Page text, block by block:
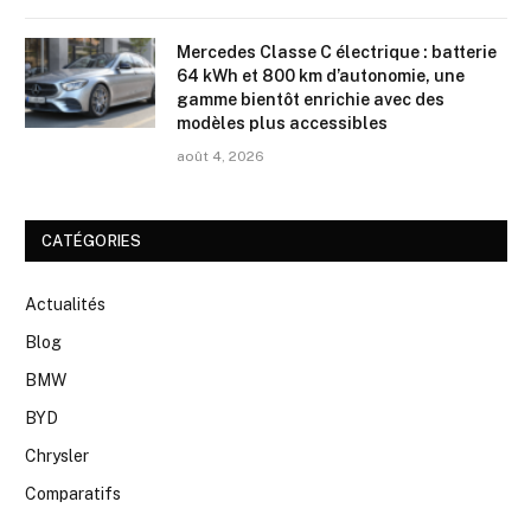
Mercedes Classe C électrique : batterie
64 kWh et 800 km d’autonomie, une
gamme bientôt enrichie avec des
modèles plus accessibles
août 4, 2026
CATÉGORIES
Actualités
Blog
BMW
BYD
Chrysler
Comparatifs